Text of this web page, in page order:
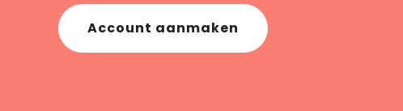
Account aanmaken